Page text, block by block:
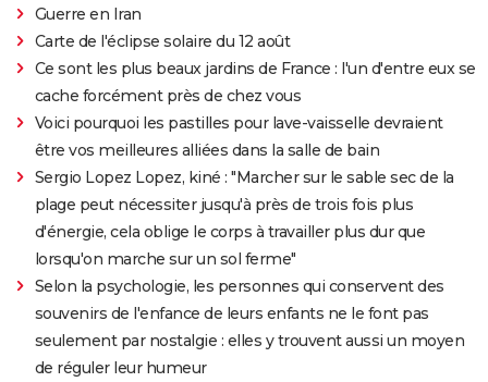
Guerre en Iran
Carte de l'éclipse solaire du 12 août
Ce sont les plus beaux jardins de France : l'un d'entre eux se
cache forcément près de chez vous
Voici pourquoi les pastilles pour lave-vaisselle devraient
être vos meilleures alliées dans la salle de bain
Sergio Lopez Lopez, kiné : "Marcher sur le sable sec de la
plage peut nécessiter jusqu'à près de trois fois plus
d'énergie, cela oblige le corps à travailler plus dur que
lorsqu'on marche sur un sol ferme"
Selon la psychologie, les personnes qui conservent des
souvenirs de l'enfance de leurs enfants ne le font pas
seulement par nostalgie : elles y trouvent aussi un moyen
de réguler leur humeur